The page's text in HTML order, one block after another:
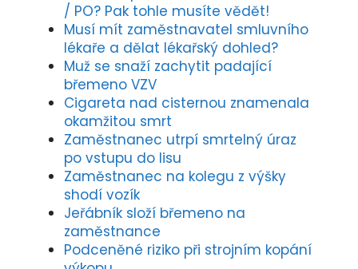
/ PO? Pak tohle musíte vědět!
Musí mít zaměstnavatel smluvního
lékaře a dělat lékařský dohled?
Muž se snaží zachytit padající
břemeno VZV
Cigareta nad cisternou znamenala
okamžitou smrt
Zaměstnanec utrpí smrtelný úraz
po vstupu do lisu
Zaměstnanec na kolegu z výšky
shodí vozík
Jeřábník složí břemeno na
zaměstnance
Podceněné riziko při strojním kopání